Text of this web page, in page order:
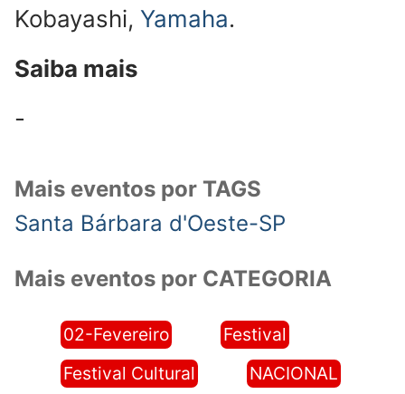
Kobayashi, Yamaha.
Saiba mais
-
Mais eventos por TAGS
Santa Bárbara d'Oeste-SP
Mais eventos por CATEGORIA
02-Fevereiro
Festival
Festival Cultural
NACIONAL